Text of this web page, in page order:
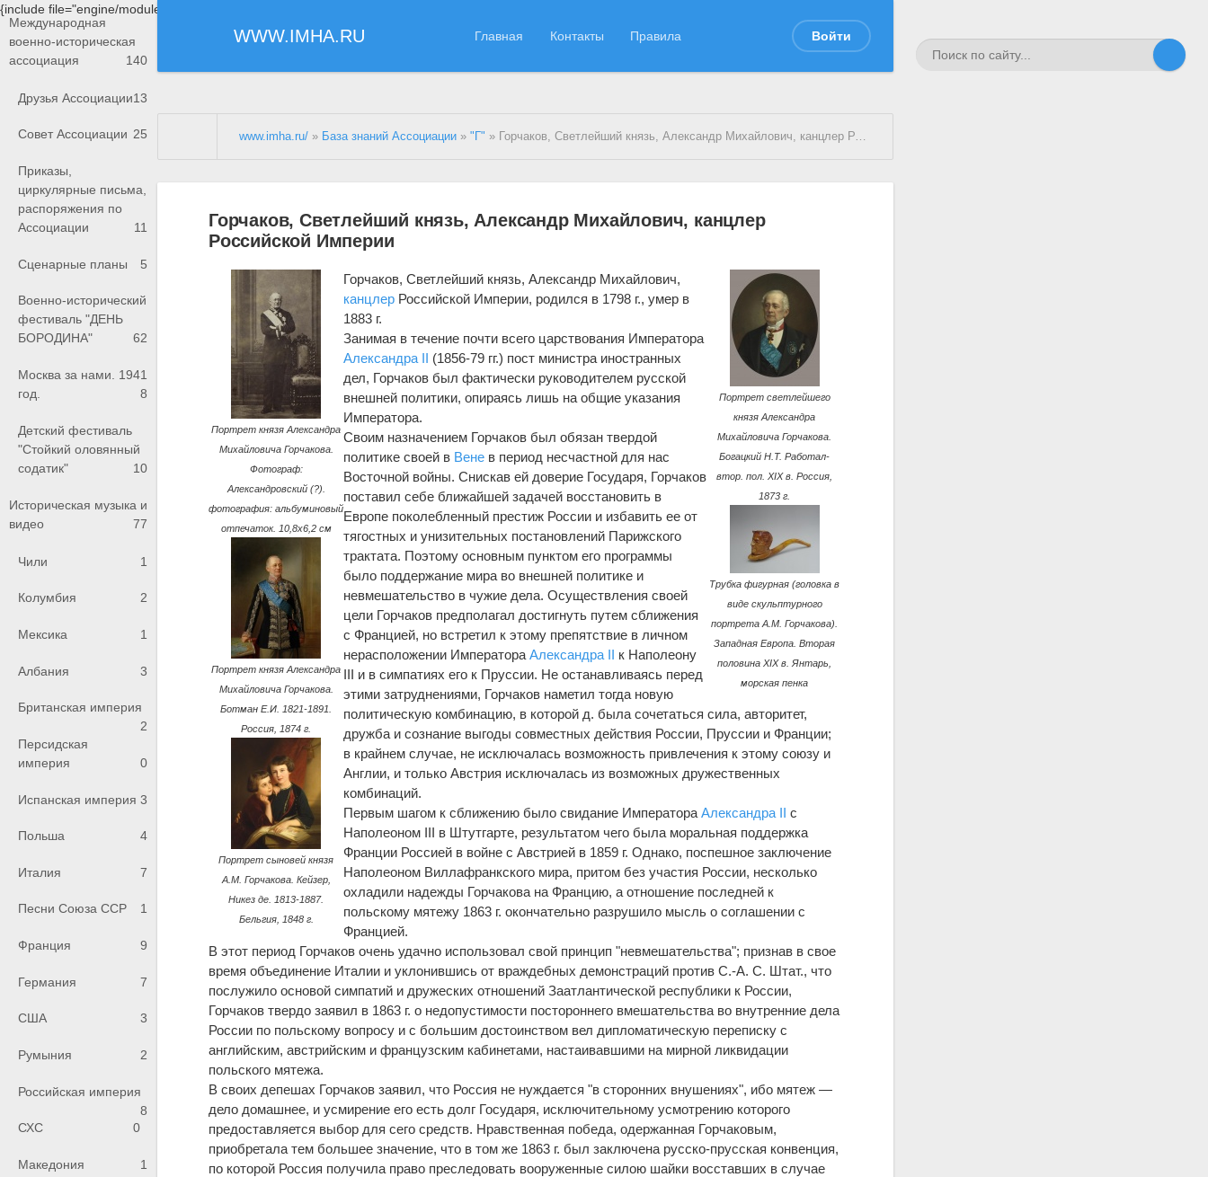
{include file="engine/modules/saperu/head.php"}
WWW.IMHA.RU Главная Контакты Правила Войти
Международная
военно-историческая
ассоциация
140
Друзья Ассоциации13
Совет Ассоциации 25
Приказы,
циркулярные письма,
распоряжения по
Ассоциации
11
Сценарные планы 5
Военно-исторический
фестиваль "ДЕНЬ
БОРОДИНА"
62
Москва за нами. 1941
год.
8
Детский фестиваль
"Стойкий оловянный
содатик"
10
Историческая музыка и
видео
77
Чили 1
Колумбия 2
Мексика 1
Албания 3
Британская империя
2
Персидская
империя
0
Испанская империя 3
Польша 4
Италия 7
Песни Союза ССР 1
Франция 9
Германия 7
США 3
Румыния 2
Российская империя
8
СХС
0
Македония 1
www.imha.ru/ » База знаний Ассоциации »"Г" » Горчаков, Светлейший князь, Александр Михайлович, канцлер Российской Империи
Горчаков, Светлейший князь, Александр Михайлович, канцлер
Российской Империи
Портрет князя Александра
Михайловича Горчакова.
Фотограф:
Александровский (?).
фотография: альбуминовый
отпечаток. 10,8х6,2 см
Портрет князя Александра
Михайловича Горчакова.
Ботман Е.И. 1821-1891.
Россия, 1874 г.
Портрет сыновей князя
А.М. Горчакова. Кейзер,
Никез де. 1813-1887.
Бельгия, 1848 г.
Портрет светлейшего
князя Александра
Михайловича Горчакова.
Богацкий Н.Т. Работал-
втор. пол. XIX в. Россия,
1873 г.
Трубка фигурная (головка в
виде скульптурного
портрета А.М. Горчакова).
Западная Европа. Вторая
половина XIX в. Янтарь,
морская пенка
Горчаков, Светлейший князь, Александр Михайлович,
канцлер Российской Империи, родился в 1798 г., умер в
1883 г.
Занимая в течение почти всего царствования Императора
Александра II (1856-79 гг.) пост министра иностранных
дел, Горчаков был фактически руководителем русской
внешней политики, опираясь лишь на общие указания
Императора.
Своим назначением Горчаков был обязан твердой
политике своей в Вене в период несчастной для нас
Восточной войны. Снискав ей доверие Государя, Горчаков
поставил себе ближайшей задачей восстановить в
Европе поколебленный престиж России и избавить ее от
тягостных и унизительных постановлений Парижского
трактата. Поэтому основным пунктом его программы
было поддержание мира во внешней политике и
невмешательство в чужие дела. Осуществления своей
цели Горчаков предполагал достигнуть путем сближения
с Францией, но встретил к этому препятствие в личном
нерасположении ИмператораАлександра II к Наполеону
III и в симпатиях его к Пруссии. Не останавливаясь перед
этими затруднениями, Горчаков наметил тогда новую
политическую комбинацию, в которой д. была сочетаться сила, авторитет,
дружба и сознание выгоды совместных действия России, Пруссии и Франции;
в крайнем случае, не исключалась возможность привлечения к этому союзу и
Англии, и только Австрия исключалась из возможных дружественных
комбинаций.
Первым шагом к сближению было свидание ИмператораАлександра II с
Наполеоном III в Штутгарте, результатом чего была моральная поддержка
Франции Россией в войне с Австрией в 1859 г. Однако, поспешное заключение
Наполеоном Виллафранкского мира, притом без участия России, несколько
охладили надежды Горчакова на Францию, а отношение последней к
польскому мятежу 1863 г. окончательно разрушило мысль о соглашении с
Францией.
В этот период Горчаков очень удачно использовал свой принцип "невмешательства"; признав в свое
время объединение Италии и уклонившись от враждебных демонстраций против С.-А. С. Штат., что
послужило основой симпатий и дружеских отношений Заатлантической республики к России,
Горчаков твердо заявил в 1863 г. о недопустимости постороннего вмешательства во внутренние дела
России по польскому вопросу и с большим достоинством вел дипломатическую переписку с
английским, австрийским и французским кабинетами, настаивавшими на мирной ликвидации
польского мятежа.
В своих депешах Горчаков заявил, что Россия не нуждается "в сторонних внушениях", ибо мятеж —
дело домашнее, и усмирение его есть долг Государя, исключительному усмотрению которого
предоставляется выбор для сего средств. Нравственная победа, одержанная Горчаковым,
приобретала тем большее значение, что в том же 1863 г. был заключена русско-прусская конвенция,
по которой Россия получила право преследовать вооруженные силою шайки восставших в случае